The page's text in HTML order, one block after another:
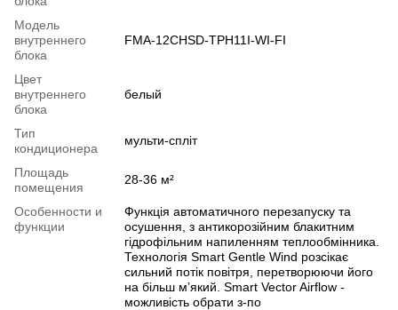
Модель
внутреннего
блока
FMA-12CHSD-TPH11I-WI-FI
Цвет
внутреннего
блока
белый
Тип
кондиционера
мульти-спліт
Площадь
помещения
28-36 м²
Особенности и
функции
Функція автоматичного перезапуску та
осушення, з антикорозійним блакитним
гідрофільним напиленням теплообмінника.
Технологія Smart Gentle Wind розсікає
сильний потік повітря, перетворюючи його
на більш м’який. Smart Vector Airflow -
можливість обрати з-по